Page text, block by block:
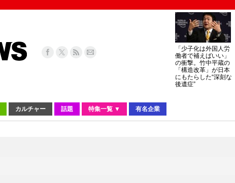
「少子化は外国人労
働者で補えばいい」
の衝撃。竹中平蔵の
「構造改革」が日本
にもたらした“深刻な
後遺症”
カルチャー 話題 特集一覧 ▼ 有名企業